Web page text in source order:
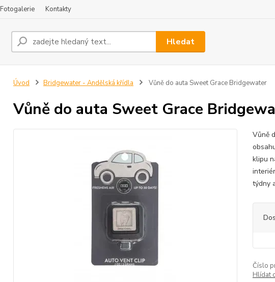
Fotogalerie Kontakty
Hledat
Úvod Bridgewater - Andělská křídla Vůně do auta Sweet Grace Bridgewater
Vůně do auta Sweet Grace
Vůně
klipu
týdny
Číslo
Hlídat